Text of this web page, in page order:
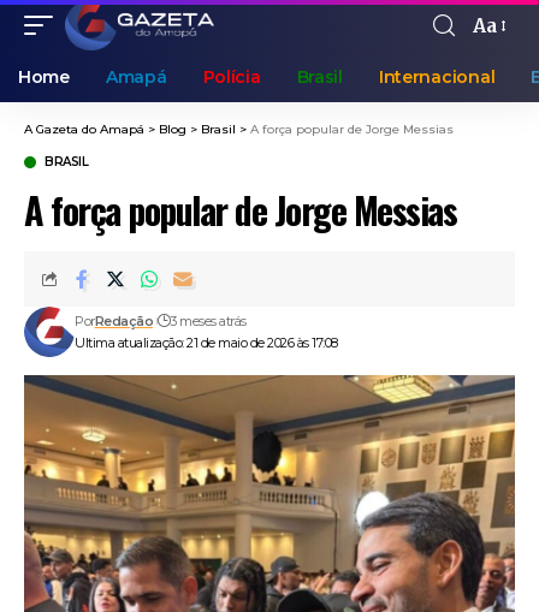
Aa
Home Amapá Polícia Brasil Internacional
A Gazeta do Amapá > Blog > Brasil > A força popular de Jorge Messias
BRASIL
A força popular de Jorge Messias
Ultima atualização: 21 de maio de 2026 às 17:08
PorRedação 3 meses atrás